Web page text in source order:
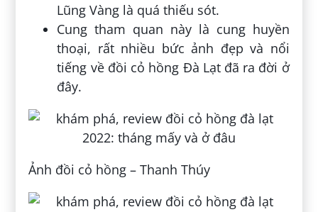
Lũng Vàng là quá thiếu sót.
Cung tham quan này là cung huyền
thoại, rất nhiều bức ảnh đẹp và nổi
tiếng về đồi cỏ hồng Đà Lạt đã ra đời ở
đây.
Ảnh đồi cỏ hồng – Thanh Thúy